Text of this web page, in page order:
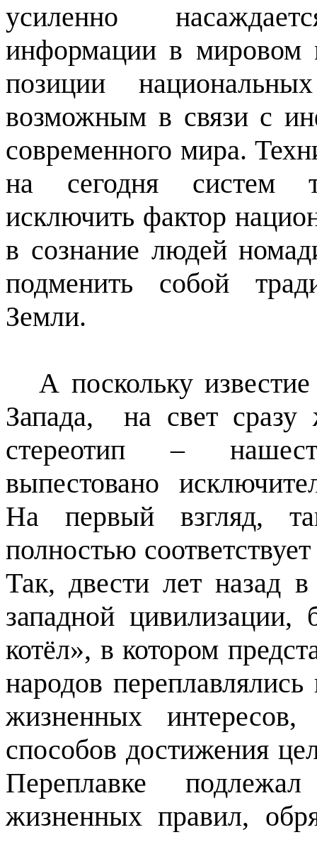
усиленно
информации в мировом
позиции
возможным в связи с
современного мира.
на сегодня систем
исключить фактор
в сознание людей
подменить собой
Земли.
А поскольку
Запада,
на свет сразу
стереотип –
выпестовано
На первый взгляд,
полностью
Так, двести лет назад
западной цивилизации,
котёл», в котором
народов
жизненных интересов,
способов достижения
Переплавке
жизненных правил,